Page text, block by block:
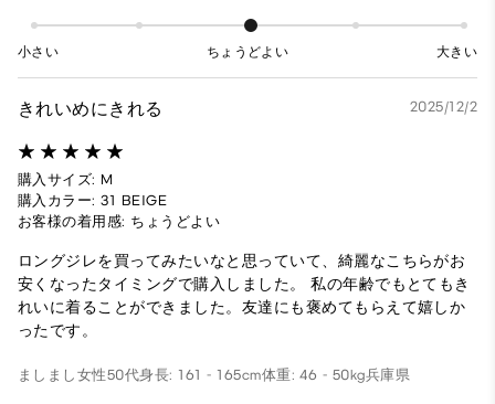
小さい ちょうどよい 大きい
きれいめにきれる 2025/12/2
購入サイズ: M
購入カラー: 31 BEIGE
お客様の着用感: ちょうどよい
ロングジレを買ってみたいなと思っていて、綺麗なこちらがお
安くなったタイミングで購入しました。 私の年齢でもとてもき
れいに着ることができました。友達にも褒めてもらえて嬉しか
ったです。
ましまし 女性50代身長: 161 - 165cm体重: 46 - 50kg兵庫県